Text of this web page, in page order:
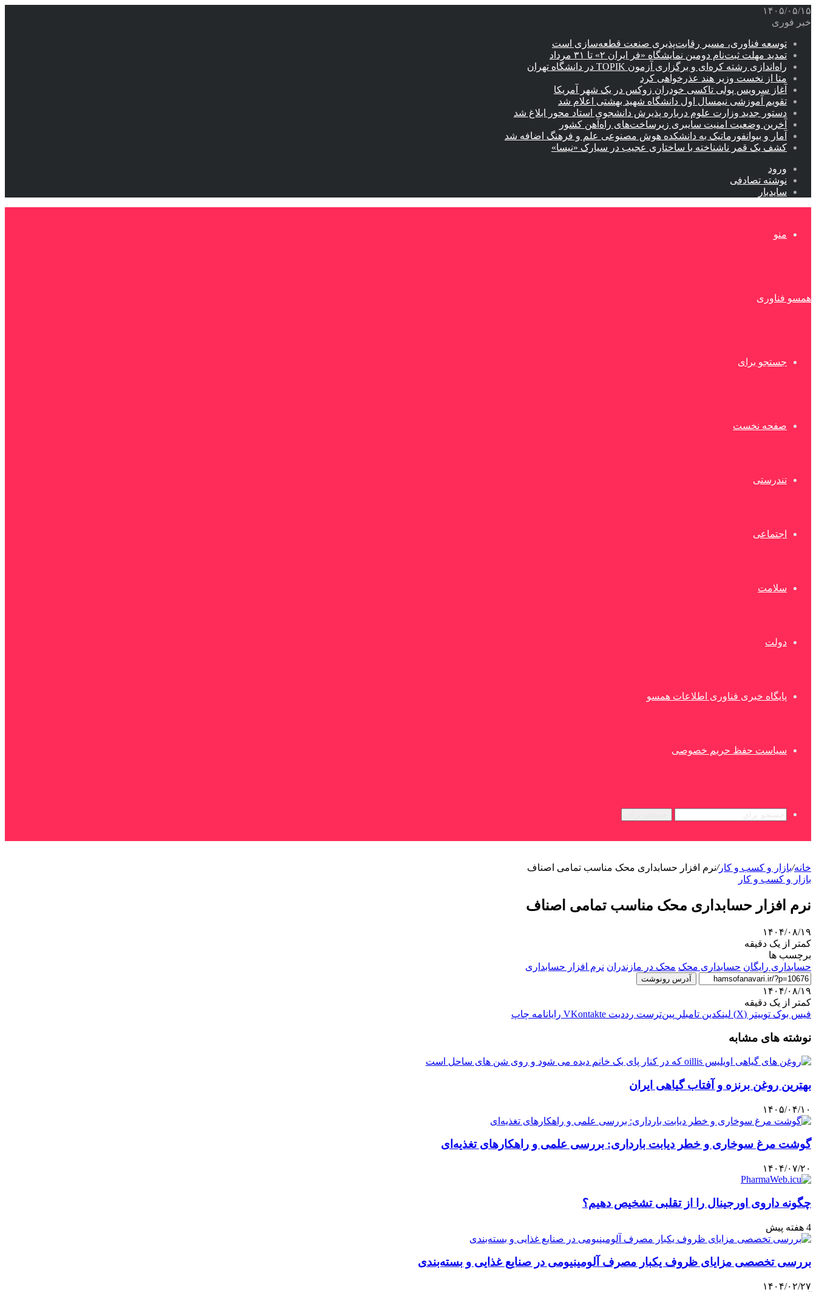
۱۴۰۵/۰۵/۱۵
خبر فوری
توسعه فناوری، مسیر رقابت‌پذیری صنعت قطعه‌سازی است
تمدید مهلت ثبت‌نام دومین نمایشگاه «فر ایران ۲» تا ۳۱ مرداد
راه‌اندازی رشته کره‌ای و برگزاری آزمون TOPIK در دانشگاه تهران
متا از نخست وزیر هند عذرخواهی کرد
آغاز سرویس پولی تاکسی خودران زوکس در یک شهر آمریکا
تقویم آموزشی نیمسال اول دانشگاه شهید بهشتی اعلام شد
دستور جدید وزارت علوم درباره پذیرش دانشجوی استاد محور ابلاغ شد
آخرین وضعیت امنیت سایبری زیرساخت‌های راه‌آهن کشور
آمار و بیوانفورماتیک به دانشکده هوش مصنوعی علم و فرهنگ اضافه شد
کشف یک قمر ناشناخته با ساختاری عجیب در سیارک «نیسا»
ورود
نوشته تصادفی
سایدبار
منو
همسو فناوری
جستجو برای
صفحه نخست
تندرستی
اجتماعی
سلامت
دولت
پایگاه خبری فناوری اطلاعات همسو
سیاست حفظ حریم خصوصی
خانه/بازار و کسب و کار/نرم افزار حسابداری محک مناسب تمامی اصناف
بازار و کسب و کار
نرم افزار حسابداری محک مناسب تمامی اصناف
۱۴۰۴/۰۸/۱۹
کمتر از یک دقیقه
برچسب ها
حسابداری رایگان حسابداری محک محک در مازندران نرم افزار حسابداری
آدرس رونوشت
۱۴۰۴/۰۸/۱۹
کمتر از یک دقیقه
فیس بوک توییتر (X) لینکدین ‫تامبلر ‫پین‌ترست ‫رددیت ‫VKontakte رایانامه چاپ
نوشته های مشابه
بهترین روغن برنزه و آفتاب گیاهی ایران
۱۴۰۵/۰۴/۱۰
گوشت مرغ سوخاری و خطر دیابت بارداری: بررسی علمی و راهکارهای تغذیه‌ای
۱۴۰۴/۰۷/۲۰
چگونه داروی اورجینال را از تقلبی تشخیص دهیم؟
4 هفته پیش
بررسی تخصصی مزایای ظروف یکبار مصرف آلومینیومی در صنایع غذایی و بسته‌بندی
۱۴۰۴/۰۲/۲۷